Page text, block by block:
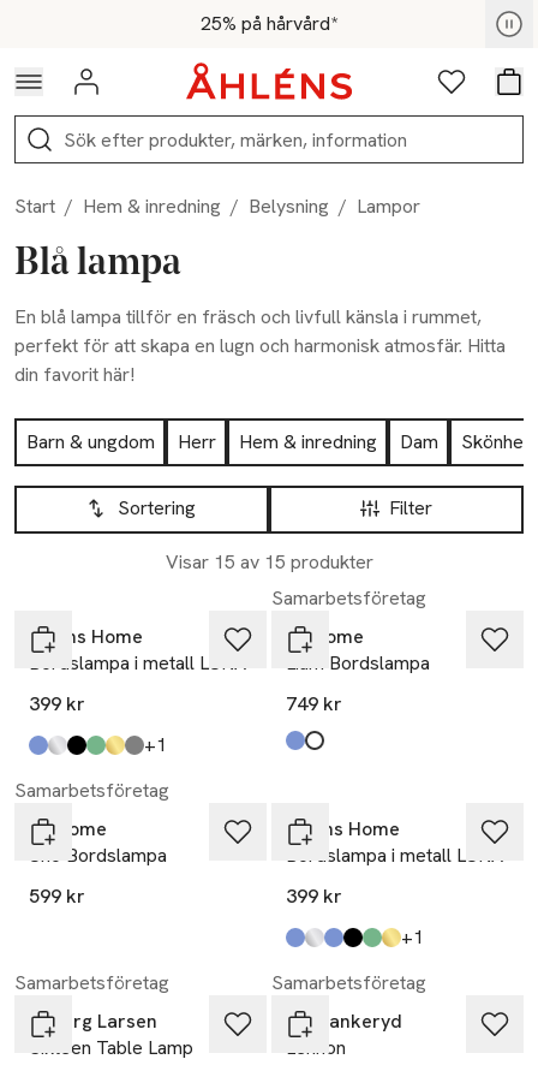
Hoppa till navigationsmenyn25% på hårvård*
För medlemmar - Shoppa nu
Logga in Favoriter
Sök
Start / Hem & inredning / Belysning / Lampor
Blå lampa
En blå lampa tillför en fräsch och livfull känsla i rummet,
perfekt för att skapa en lugn och harmonisk atmosfär. Hitta
din favorit här!
Hoppa till produktsidan
Barn & ungdom Herr Hem & inredning Dam
Skönhet
Hoppa till produktsidan
Filter
Sortering
Visar 15 av 15 produkter
Lista över produkter
Åhléns Home
Bordslampa i metall LUNA
399 kr
Produkten finns i färgerna:
Klein Blue,
Silver,
Black,
Sage Green,
Gold,
Lt Grey, +1
Samarbetsföretag
PR Home
Liam Bordslampa
749 kr
Produkten finns i färgerna:
blå,
vit,
Samarbetsföretag
PR Home
Uno Bordslampa
599 kr
Åhléns Home
Bordslampa i metall LUNA
399 kr
Produkten finns i färgerna:
Lt Blue,
Silver,
Klein Blue,
Black,
Sage Green,
Gold, +1
Samarbetsföretag
Dyberg Larsen
Sixteen Table Lamp
Samarbetsföretag
CO Bankeryd
Lennon